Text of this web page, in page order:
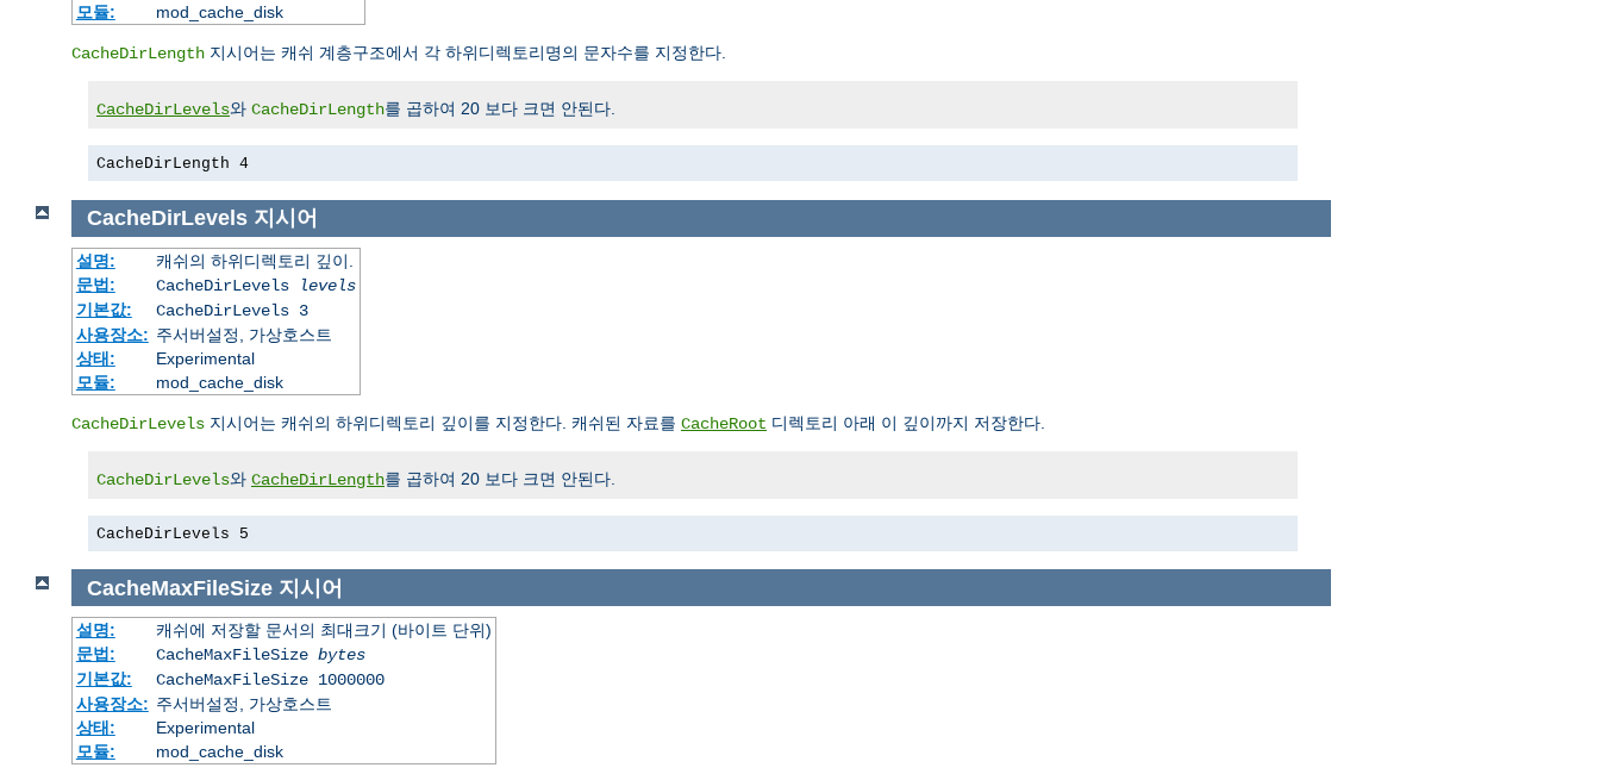
모듈:
mod_cache_disk
CacheDirLength 지시어는 캐쉬 계층구조에서 각 하위디렉토리명의 문자수를 지정한다.
CacheDirLevels와 CacheDirLength를 곱하여 20 보다 크면 안된다.
CacheDirLength 4
CacheDirLevels 지시어
설명:
캐쉬의 하위디렉토리 깊이.
문법:
CacheDirLevels
levels
기본값:
CacheDirLevels 3
사용장소: 주서버설정, 가상호스트
상태:
Experimental
모듈:
mod_cache_disk
CacheDirLevels 지시어는 캐쉬의 하위디렉토리 깊이를 지정한다. 캐쉬된 자료를 CacheRoot 디렉토리 아래 이 깊이까지 저장한다.
CacheDirLevels와 CacheDirLength를 곱하여 20 보다 크면 안된다.
CacheDirLevels 5
CacheMaxFileSize 지시어
설명:
캐쉬에 저장할 문서의 최대크기 (바이트 단위)
문법:
CacheMaxFileSize bytes
기본값:
CacheMaxFileSize 1000000
사용장소: 주서버설정, 가상호스트
상태:
Experimental
모듈:
mod_cache_disk